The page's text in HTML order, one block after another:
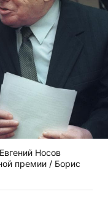
Носов
премии / Борис